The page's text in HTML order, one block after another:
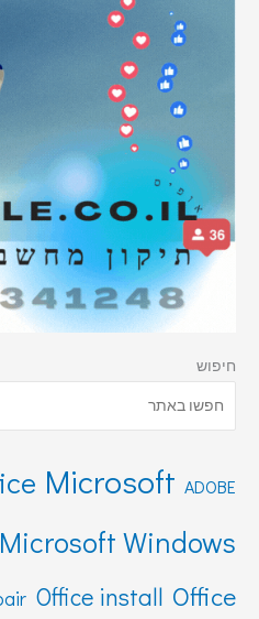
חיפוש
ADOBE
Microsoft
Microsoft Windows
Office
Office install